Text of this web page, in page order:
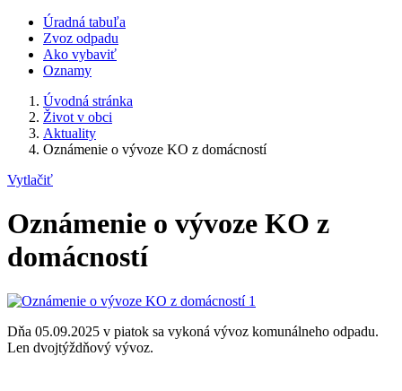
Úradná tabuľa
Zvoz odpadu
Ako vybaviť
Oznamy
Úvodná stránka
Život v obci
Aktuality
Oznámenie o vývoze KO z domácností
Vytlačiť
Oznámenie o vývoze KO z
domácností
Dňa 05.09.2025 v piatok sa vykoná vývoz komunálneho odpadu.
Len dvojtýždňový vývoz.